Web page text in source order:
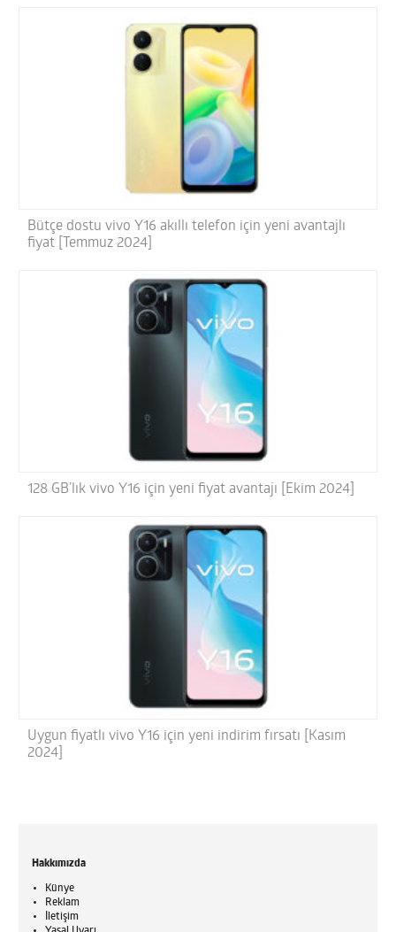
Bütçe dostu vivo Y16 akıllı telefon için yeni avantajlı
fiyat [Temmuz 2024]
128 GB’lık vivo Y16 için yeni fiyat avantajı [Ekim 2024]
Uygun fiyatlı vivo Y16 için yeni indirim fırsatı [Kasım
2024]
Hakkımızda
Künye
Reklam
İletişim